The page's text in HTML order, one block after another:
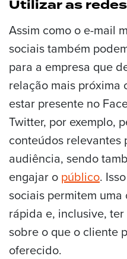
Utilizar as
Assim como o e-mail
sociais também
para a empresa que
relação mais próxima
estar presente no
Twitter, por exemplo,
conteúdos relevantes
audiência, sendo
engajar o público.
sociais permitem
rápida e, inclusive,
sobre o que o cliente
oferecido.